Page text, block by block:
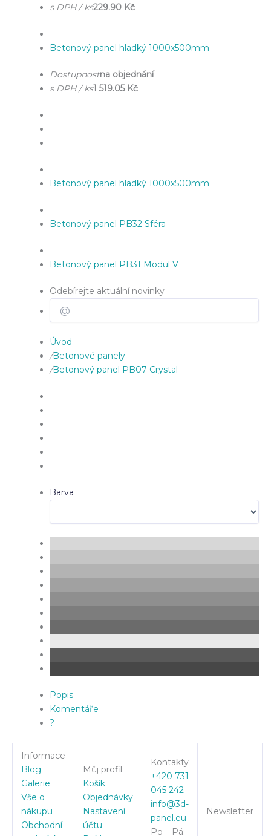
s DPH / ks229.90 Kč
Betonový panel hladký 1000x500mm
Dostupnostna objednání
s DPH / ks1 519.05 Kč
Betonový panel hladký 1000x500mm
Betonový panel PB32 Sféra
Betonový panel PB31 Modul V
Odebírejte aktuální novinky
Úvod
/Betonové panely
/Betonový panel PB07 Crystal
Barva
Popis
Komentáře
?
Informace
Blog
Galerie
Vše o
nákupu
Obchodní
Můj profil
Košík
Objednávky
Nastavení
účtu
Kontakty
+420 731
045 242
info@3d-
panel.eu
Po – Pá:
Newsletter